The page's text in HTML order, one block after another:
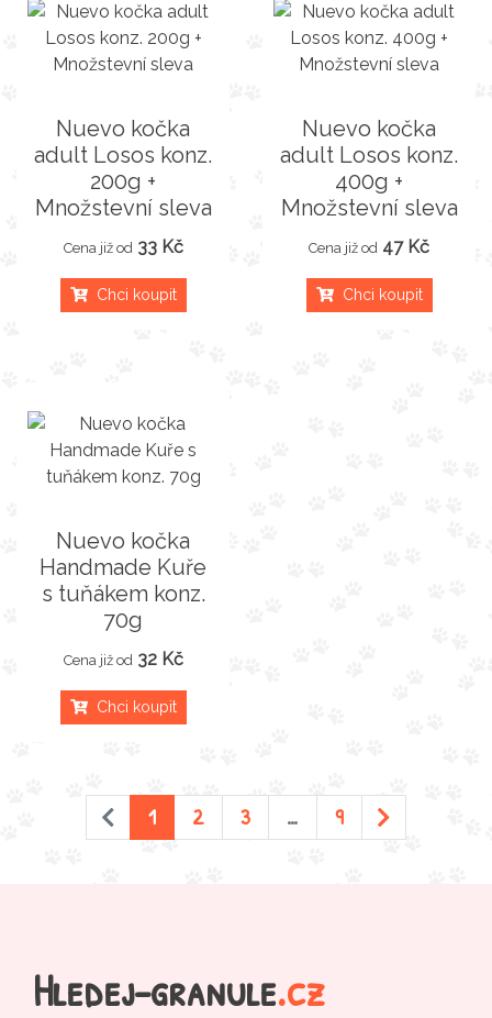
Nuevo kočka
adult Losos konz.
200g +
Množstevní sleva
Cena již od 33 Kč
Chci koupit
Nuevo kočka
adult Losos konz.
400g +
Množstevní sleva
Cena již od 47 Kč
Chci koupit
Nuevo kočka
Handmade Kuře
s tuňákem konz.
70g
Cena již od 32 Kč
Chci koupit
1 2 3 … 9
Hledej-granule.cz